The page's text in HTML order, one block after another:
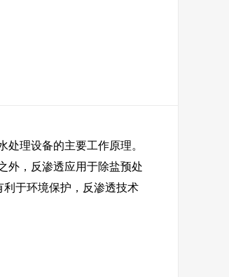
处理设备的主要工作原理。
，反渗透应用于除盐预处
于环境保护，反渗透技术